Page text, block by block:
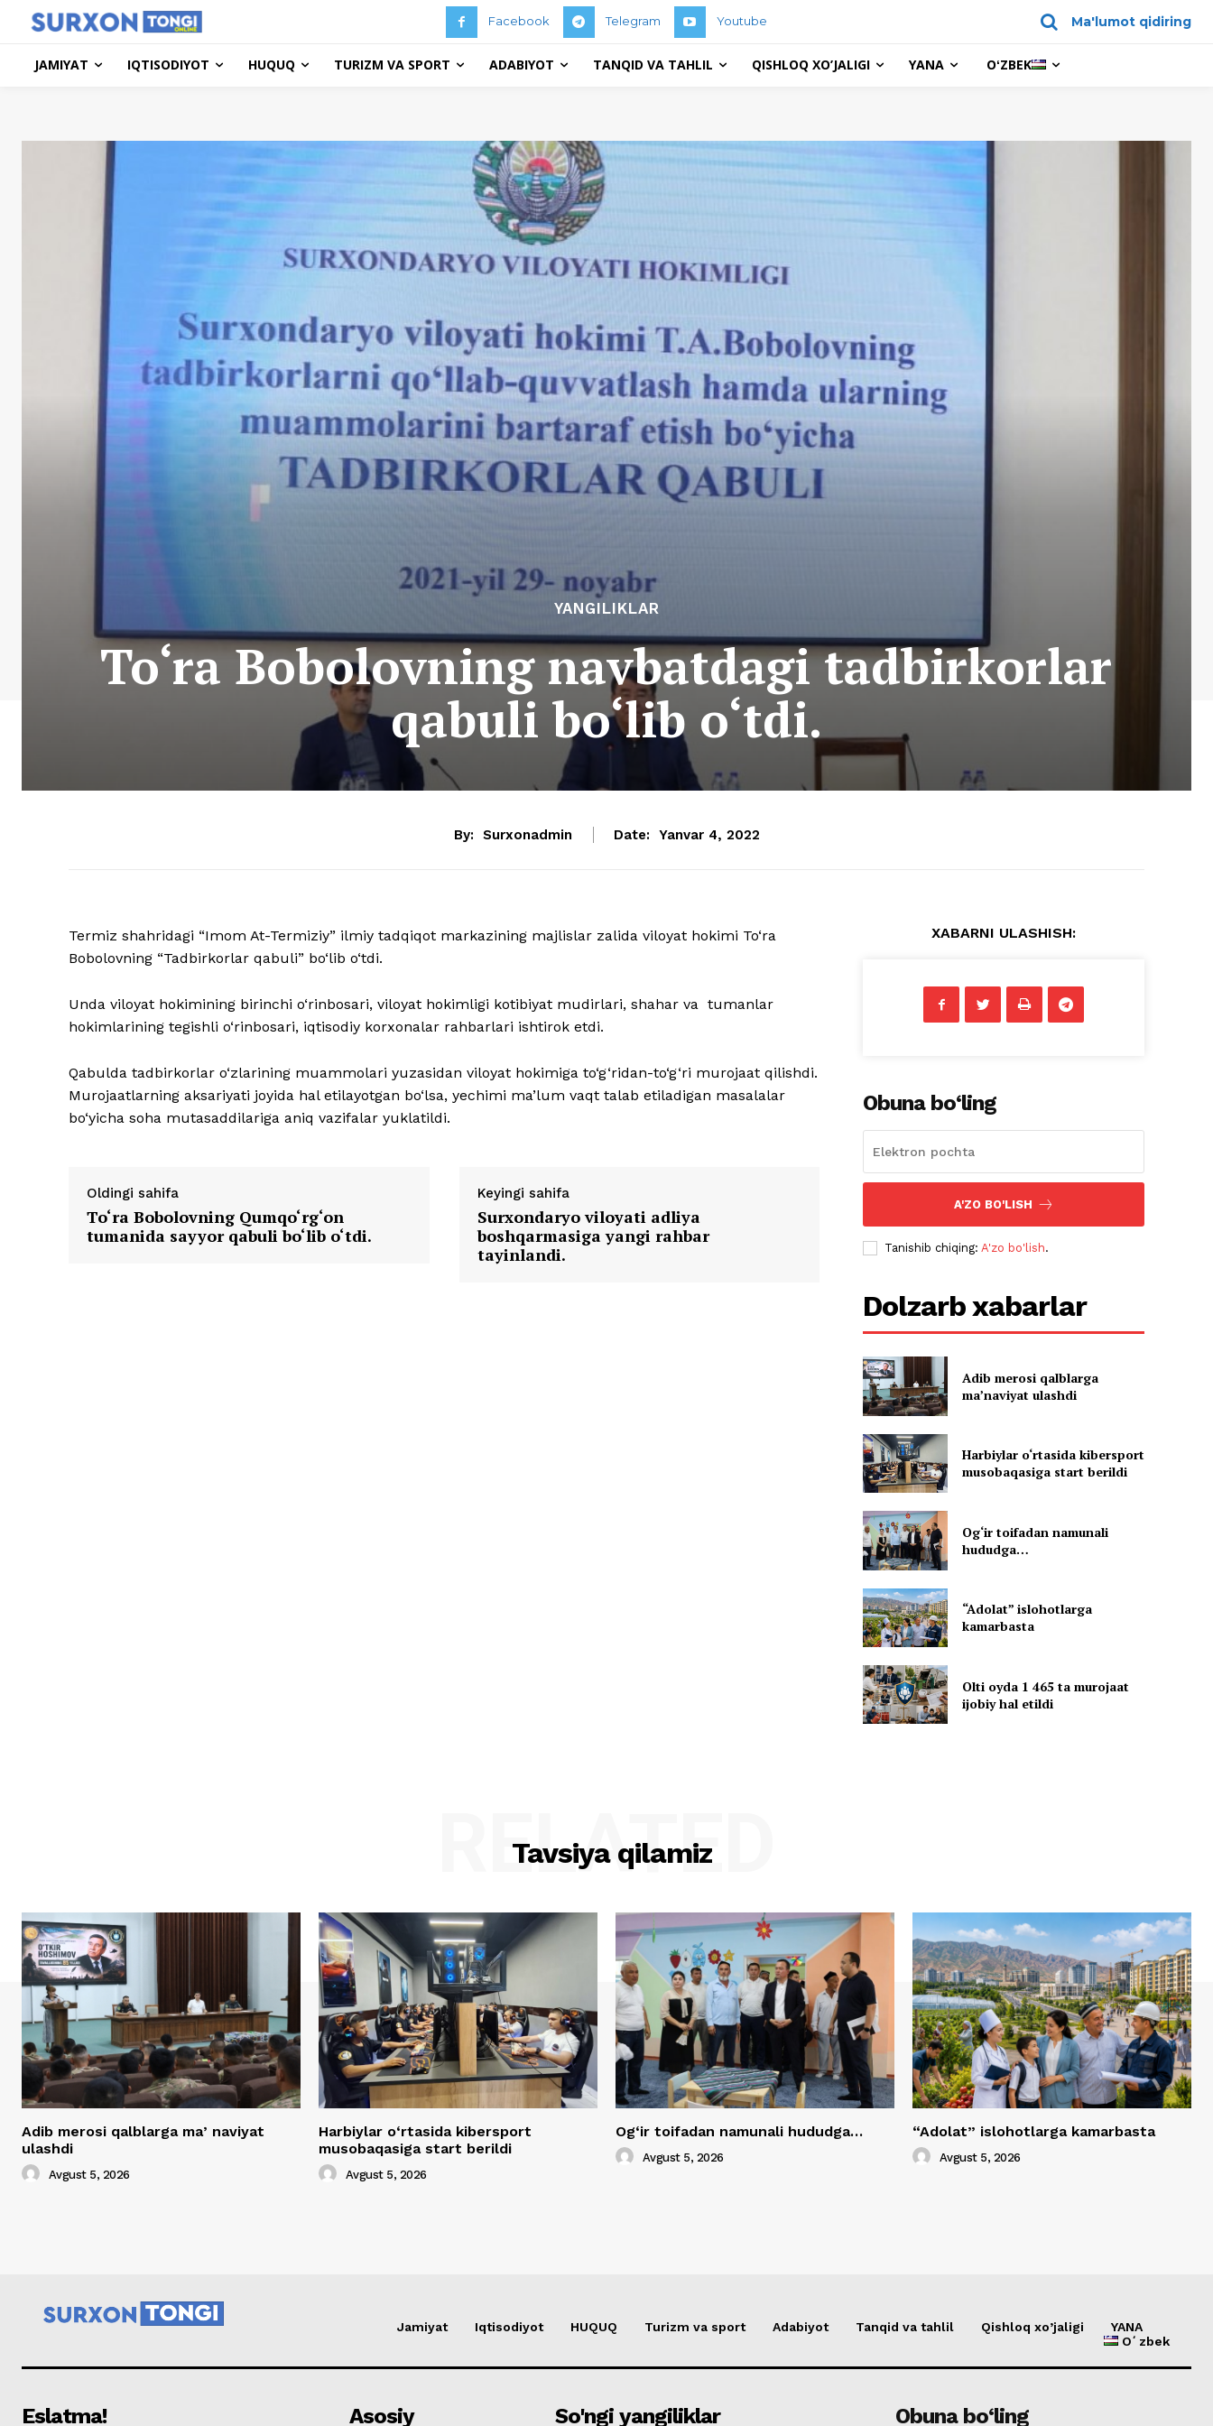
Facebook Telegram Youtube Ma'lumot qidiring
JAMIYAT IQTISODIYOT HUQUQ TURIZM VA SPORT ADABIYOT TANQID VA TAHLIL QISHLOQ XO’JALIGI YANA OʻZBEK
YANGILIKLAR
To‘ra Bobolovning navbatdagi tadbirkorlar
qabuli bo‘lib o‘tdi.
By: Surxonadmin Date: Yanvar 4, 2022
Termiz shahridagi “Imom At-Termiziy” ilmiy tadqiqot markazining majlislar zalida viloyat hokimi To‘ra
Bobolovning “Tadbirkorlar qabuli” bo‘lib o‘tdi.
Unda viloyat hokimining birinchi o‘rinbosari, viloyat hokimligi kotibiyat mudirlari, shahar va tumanlar
hokimlarining tegishli o‘rinbosari, iqtisodiy korxonalar rahbarlari ishtirok etdi.
Qabulda tadbirkorlar o‘zlarining muammolari yuzasidan viloyat hokimiga to‘g‘ridan-to‘g‘ri murojaat qilishdi.
Murojaatlarning aksariyati joyida hal etilayotgan bo‘lsa, yechimi ma’lum vaqt talab etiladigan masalalar
bo‘yicha soha mutasaddilariga aniq vazifalar yuklatildi.
Oldingi sahifa
To‘ra Bobolovning Qumqo‘rg‘on
tumanida sayyor qabuli bo‘lib o‘tdi.
Keyingi sahifa
Surxondaryo viloyati adliya
boshqarmasiga yangi rahbar
tayinlandi.
XABARNI ULASHISH:
Obuna bo‘ling
A'ZO BO'LISH
Tanishib chiqing:A'zo bo'lish.
Dolzarb xabarlar
Adib merosi qalblarga
maʼnaviyat ulashdi
Harbiylar o‘rtasida kibersport
musobaqasiga start berildi
Og‘ir toifadan namunali
hududga…
“Adolat” islohotlarga
kamarbasta
Olti oyda 1 465 ta murojaat
ijobiy hal etildi
Tavsiya qilamiz
RELATED
Adib merosi qalblarga maʼnaviyat
ulashdi
Avgust 5, 2026
Harbiylar o‘rtasida kibersport
musobaqasiga start berildi
Avgust 5, 2026
Og‘ir toifadan namunali hududga…
Avgust 5, 2026
“Adolat” islohotlarga kamarbasta
Avgust 5, 2026
Jamiyat Iqtisodiyot HUQUQ Turizm va sport Adabiyot Tanqid va tahlil Qishloq xo’jaligi
YANA
Oʻzbek
Eslatma! Asosiy So'ngi yangiliklar Obuna bo‘ling